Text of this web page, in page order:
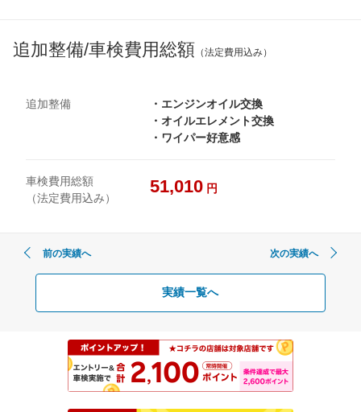
追加整備/車検費用総額 （法定費用込み）
追加整備
・エンジンオイル交換
・オイルエレメント交換
・ワイパー好意感
車検費用総額
（法定費用込み）
51,010 円
前の実績へ 次の実績へ
実績一覧へ